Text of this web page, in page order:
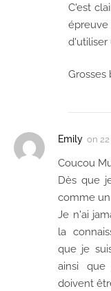
C'est
d'utiliser
Grosses
Emily on
Coucou
Dès que
comme
Je n'ai
la
que je
ainsi
doivent